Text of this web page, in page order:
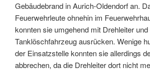
Gebäudebrand in Aurich-Oldendorf an.
Feuerwehrleute ohnehin im
konnten sie umgehend mit Drehleiter und
Tanklöschfahrzeug ausrücken. Wenige
der Einsatzstelle konnten sie allerdings
abbrechen, da die Drehleiter dort nicht